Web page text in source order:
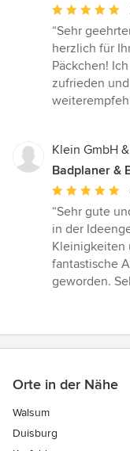
Bewertung:
5
von
5
Sternen
“Sehr
herzlich für
Päckchen!
zufrieden
Klein GmbH
Badplaner &
Bewertung:
5
von
5
Sternen
“Sehr gute
in der
Kleinigkeiten
fantastische
geworden.
Orte in der Nähe
Walsum
Duisburg